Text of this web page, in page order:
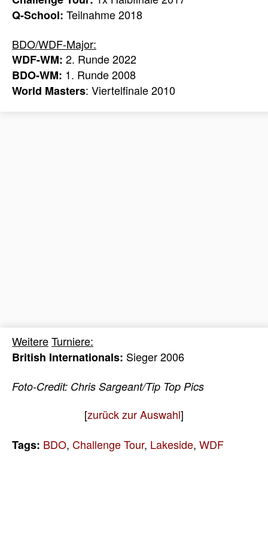
Q-School: Teilnahme 2018
BDO/WDF-Major:
WDF-WM: 2. Runde 2022
BDO-WM: 1. Runde 2008
World Masters: Viertelfinale 2010
WeitereTurniere:
British Internationals: Sieger 2006
Foto-Credit: Chris Sargeant/Tip Top Pics
[zurück zur Auswahl]
Tags: BDO, Challenge Tour, Lakeside, WDF